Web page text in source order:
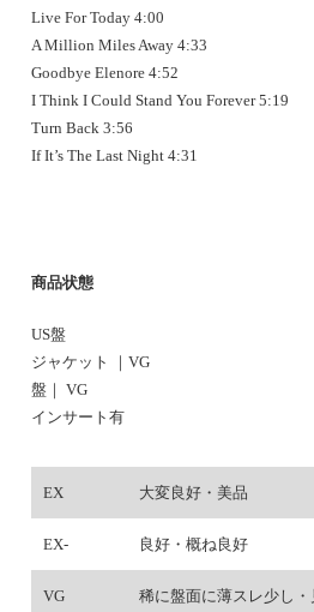
Live For Today 4:00
A Million Miles Away 4:33
Goodbye Elenore 4:52
I Think I Could Stand You Forever 5:19
Turn Back 3:56
If It’s The Last Night 4:31
商品状態
US盤
ジャケット ｜VG
盤｜ VG
インサート有
EX 大変良好・美品
EX- 良好・概ね良好
VG
稀に盤面に薄スレ少し